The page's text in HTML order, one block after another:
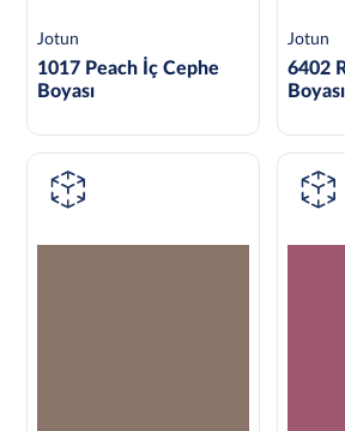
Jotun
1017 Peach İç Cephe
Boyası
Jotun
6402
Boyası